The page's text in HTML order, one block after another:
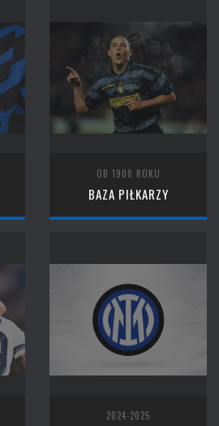
OD 1908 ROKU
BAZA PIŁKARZY
2024-2025